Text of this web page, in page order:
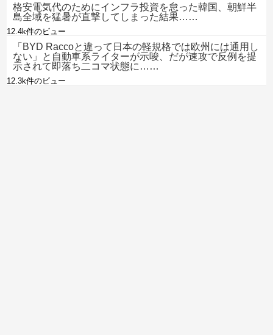
格安電気代のためにインフラ投資を怠った韓国、朝鮮半
島全域を猛暑が直撃してしまった結果……
12.4k件のビュー
「BYD Raccoと違って日本の軽規格では欧州には通用し
ない」と自動車系ライターが示唆、だが速攻で反例を提
示されて即落ち二コマ状態に……
12.3k件のビュー